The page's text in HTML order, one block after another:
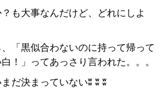
も大事なんだけど、どれにしよ
「黒似合わないのに持って帰って
！」ってあっさり言われた。。。
だ決まっていないʬ ʬ ʬ